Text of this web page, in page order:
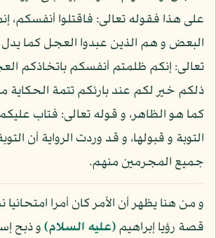
على هذا فقوله تعالى: فاقتلوا أنفسكم،
البعض و هم الذين عبدوا العجل كما يدل
تعالى: إنكم ظلمتم أنفسكم باتخاذكم
ذلكم خير لكم عند بارئكم تتمة
كما هو الظاهر، و قوله تعالى: فتاب
التوبة و قبولها، و قد وردت الرواية أن
جميع المجرمين منهم.
و من هنا يظهر أن الأمر كان أمرا امتحانيا
قصة رؤيا إبراهيم(عليه السلام)و ذبح